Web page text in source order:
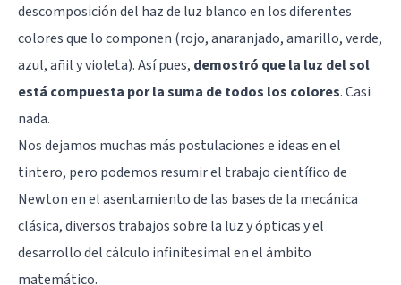
descomposición del haz de luz blanco en los diferentes
colores que lo componen (rojo, anaranjado, amarillo, verde,
azul, añil y violeta). Así pues, demostró que la luz del sol
está compuesta por la suma de todos los colores. Casi
nada.
Nos dejamos muchas más postulaciones e ideas en el
tintero, pero podemos resumir el trabajo científico de
Newton en el asentamiento de las bases de la mecánica
clásica, diversos trabajos sobre la luz y ópticas y el
desarrollo del cálculo infinitesimal en el ámbito
matemático.